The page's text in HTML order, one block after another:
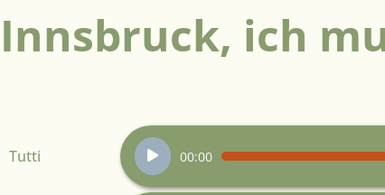
Innsbruck, ich
Tutti
Audiospeler
00:00